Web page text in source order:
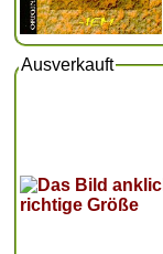
Ausverkauft